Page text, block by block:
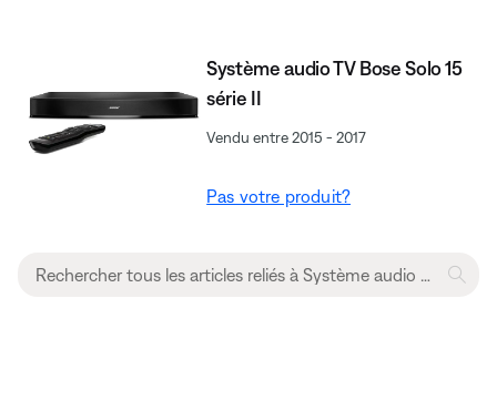
Système audio TV Bose Solo 15
série II
Vendu entre 2015 - 2017
Pas votre produit?